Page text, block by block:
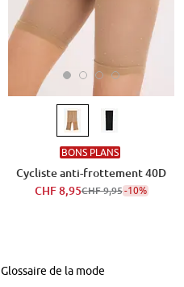
BONS PLANS
Cycliste anti-frottement 40D
CHF 8,95CHF 9,95-10%
Glossaire de la mode